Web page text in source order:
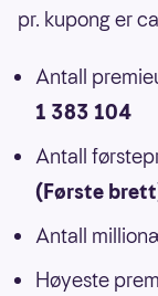
pr. kupong er
Antall
1 383 104
Antall
(Første
Antall
Høyeste